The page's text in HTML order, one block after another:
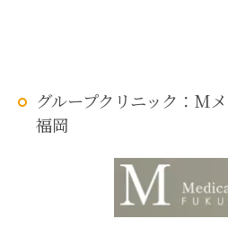
グループクリニック：M
福岡